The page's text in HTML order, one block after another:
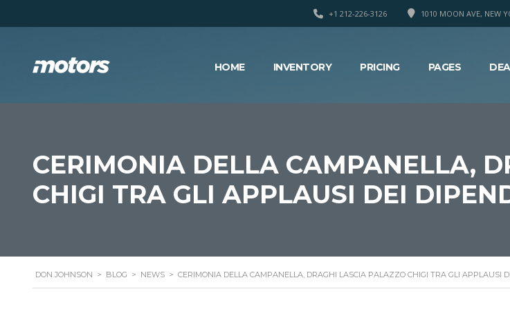
1010 MOON AVE, NEW
+1 212-226-3126
HOME INVENTORY PRICING PAGES
CERIMONIA DELLA CAMPANELLA,
CHIGI TRA GLI APPLAUSI DEI
DON JOHNSON > BLOG > NEWS > CERIMONIA DELLA CAMPANELLA, DRAGHI LASCIA PALAZZO CHIGI TRA GLI APPLAUSI